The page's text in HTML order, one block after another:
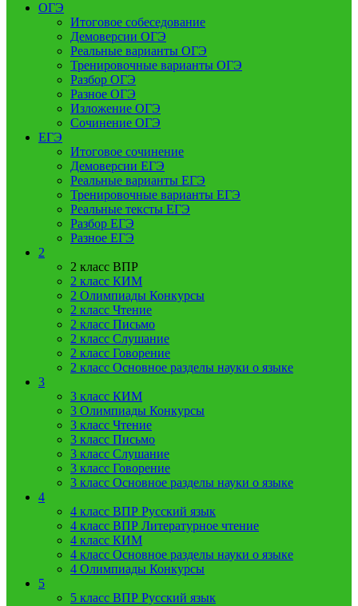
ОГЭ
Итоговое собеседование
Демоверсии ОГЭ
Реальные варианты ОГЭ
Тренировочные варианты ОГЭ
Разбор ОГЭ
Разное ОГЭ
Изложение ОГЭ
Сочинение ОГЭ
ЕГЭ
Итоговое сочинение
Демоверсии ЕГЭ
Реальные варианты ЕГЭ
Тренировочные варианты ЕГЭ
Реальные тексты ЕГЭ
Разбор ЕГЭ
Разное ЕГЭ
2
2 класс ВПР
2 класс КИМ
2 Олимпиады Конкурсы
2 класс Чтение
2 класс Письмо
2 класс Слушание
2 класс Говорение
2 класс Основное разделы науки о языке
3
3 класс КИМ
3 Олимпиады Конкурсы
3 класс Чтение
3 класс Письмо
3 класс Слушание
3 класс Говорение
3 класс Основное разделы науки о языке
4
4 класс ВПР Русский язык
4 класс ВПР Литературное чтение
4 класс КИМ
4 класс Основное разделы науки о языке
4 Олимпиады Конкурсы
5
5 класс ВПР Русский язык